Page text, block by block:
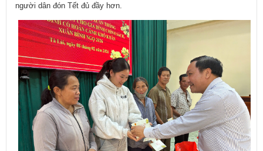
người dân đón Tết đủ đầy hơn.